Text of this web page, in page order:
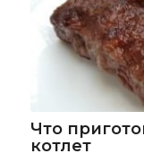
Что
котлет